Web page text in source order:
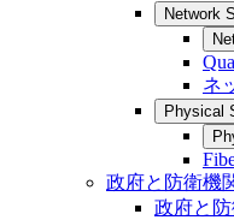
Network
ネ
Physical
政府と防衛機
政府と